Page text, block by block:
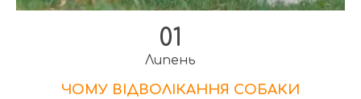
01
Липень
ЧОМУ ВІДВОЛІКАННЯ СОБАКИ